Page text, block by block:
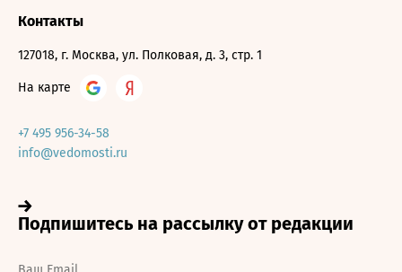
Контакты
127018, г. Москва, ул. Полковая, д. 3, стр. 1
На карте
+7 495 956-34-58
info@vedomosti.ru